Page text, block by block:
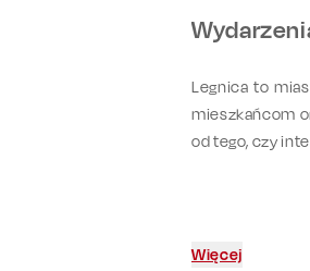
Legnica to
mieszkańcom
od tego, czy
Więcej